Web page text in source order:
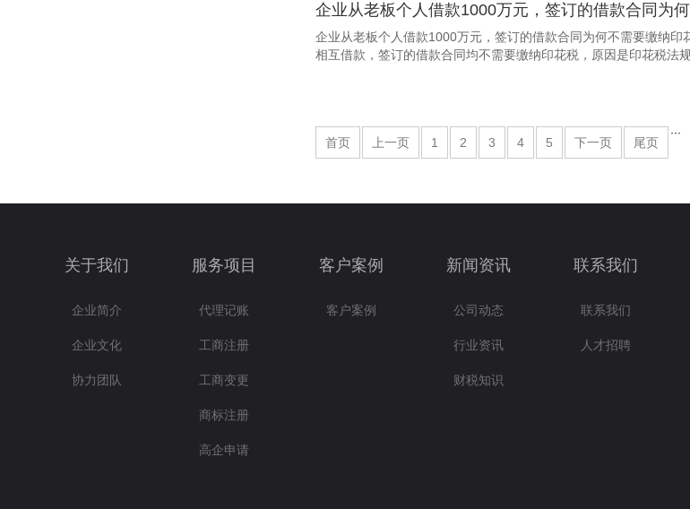
企业从老板个人借款1000万元，签订的借款合同为何不需要缴纳
相互借款，签订的借款合同均不需要缴纳印花税，原因是印花税法
首页 上一页 1 2 3 4 5
···
下一页 尾页
关于我们
企业简介
企业文化
协力团队
服务项目
代理记账
工商注册
工商变更
商标注册
高企申请
客户案例
客户案例
新闻资讯
公司动态
行业资讯
财税知识
联系我们
联系我们
人才招聘